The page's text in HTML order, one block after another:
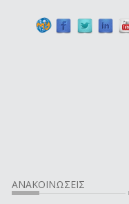
ΑΝΑΚΟΙΝΩΣΕΙΣ